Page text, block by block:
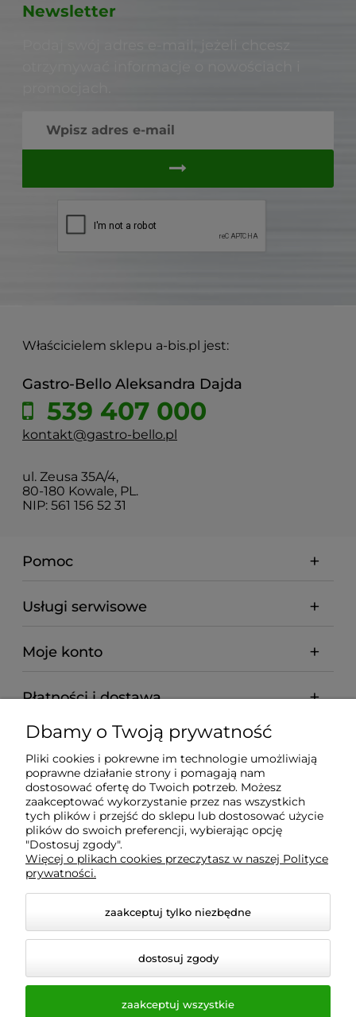
Newsletter
Właścicielem sklepu a-bis.pl jest:
Gastro-Bello Aleksandra Dajda
539 407 000
kontakt@gastro-bello.pl
ul. Zeusa 35A/4,
80-180 Kowale, PL.
NIP: 561 156 52 31
Pomoc
Usługi serwisowe
Moje konto
Płatności i dostawa
Informacje
O nas
Wyposażenie Gastronomii - Projekty Technologiczne -
Sklep Gastronomiczny - Serwis Sprzętu
Gastronomicznego | Gdańsk - Trójmiasto - Pomorskie
Dbamy o Twoją prywatność
Pliki cookies i pokrewne im technologie umożliwiają
poprawne działanie strony i pomagają nam
dostosować ofertę do Twoich potrzeb. Możesz
zaakceptować wykorzystanie przez nas wszystkich
tych plików i przejść do sklepu lub dostosować użycie
plików do swoich preferencji, wybierając opcję
"Dostosuj zgody".
Więcej o plikach cookies przeczytasz w naszej Polityce
prywatności.
zaakceptuj tylko niezbędne
dostosuj zgody
zaakceptuj wszystkie